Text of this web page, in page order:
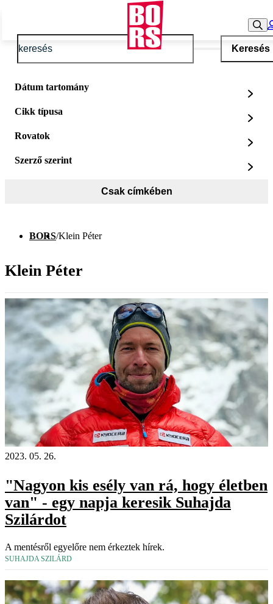
Keresés
Dátum tartomány
Cikk típusa
Rovatok
Szerző szerint
Csak címkében
BORS/Klein Péter
Klein Péter
2023. 05. 26.
"Nagyon kis esély van rá, hogy életben
van" - egy napja keresik Suhajda
Szilárdot
A mentésről egyelőre nem érkeztek hírek.
SUHAJDA SZILÁRD